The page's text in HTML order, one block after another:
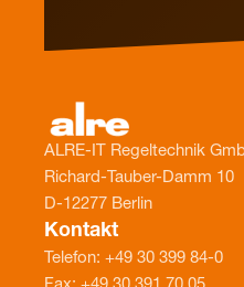
ALRE-IT Regeltechnik
Richard-Tauber-Damm 10
D-12277 Berlin
Kontakt
Telefon: +49 30 399 84-0